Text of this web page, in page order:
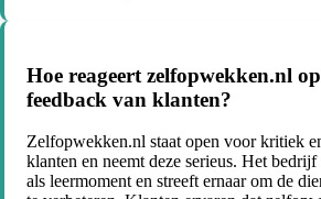
Hoe reageert zelfopwekken.nl
feedback van klanten?
Zelfopwekken.nl staat open voor kritiek
klanten en neemt deze serieus. Het
als leermoment en streeft ernaar om de